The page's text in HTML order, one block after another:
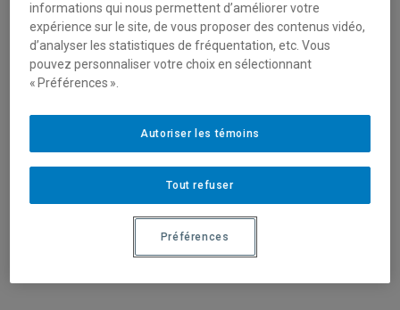
Sciences sociales
informations qui nous permettent d’améliorer votre
expérience sur le site, de vous proposer des contenus vidéo,
d’analyser les statistiques de fréquentation, etc. Vous
pouvez personnaliser votre choix en sélectionnant
« Préférences ».
Tout refuser
Autoriser les témoins
Préférences